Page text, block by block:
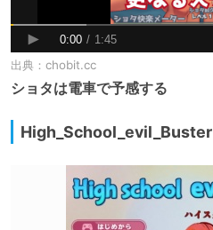
出典： chobit.cc
ショタは電車で予感する
High_School_evil_Buster